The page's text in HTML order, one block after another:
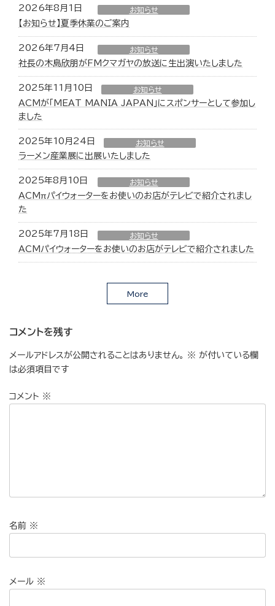
2026年8月1日 お知らせ
【お知らせ】夏季休業のご案内
2026年7月4日 お知らせ
社長の木島欣朋がFMクマガヤの放送に生出演いたしました
2025年11月10日 お知らせ
ACMが「MEAT MANIA JAPAN」にスポンサーとして参加し
ました
2025年10月24日 お知らせ
ラーメン産業展に出展いたしました
2025年8月10日 お知らせ
ACMπパイウォーターをお使いのお店がテレビで紹介されまし
た
2025年7月18日 お知らせ
ACMパイウォーターをお使いのお店がテレビで紹介されました
More
コメントを残す
メールアドレスが公開されることはありません。 ※ が付いている欄
は必須項目です
コメント ※
名前 ※
メール ※